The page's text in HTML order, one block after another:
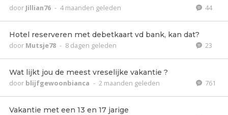
door Jillian76 - 4 maanden geleden 44
Hotel reserveren met debetkaart vd bank, kan dat?
door Mutsje78 - 8 dagen geleden 23
Wat lijkt jou de meest vreselijke vakantie ?
door blijfgewoonbianca - 2 maanden geleden 761
Vakantie met een 13 en 17 jarige